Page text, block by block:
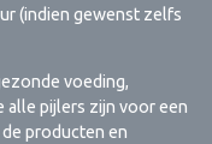
(indien gewenst zelfs
voeding,
alle pijlers zijn voor een
producten en